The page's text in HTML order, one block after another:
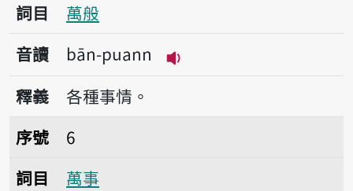
詞目
萬般
音讀
bān-puann
播放音讀bān-puann
釋義
各種事情。
序號6萬事
序號
6
詞目
萬事